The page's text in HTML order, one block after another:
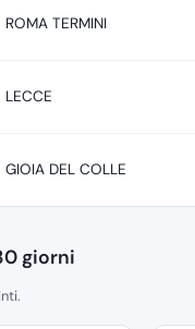
ROMA TERMINI
LECCE
GIOIA DEL COLLE
giorni